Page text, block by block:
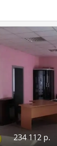
234 112 р.